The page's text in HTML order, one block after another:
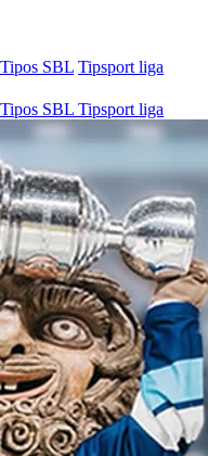
Tipos SBL Tipsport liga
Tipos SBL Tipsport liga